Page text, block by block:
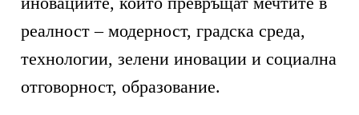
реалност – модерност, градска среда,
технологии, зелени иновации и социална
отговорност, образование.